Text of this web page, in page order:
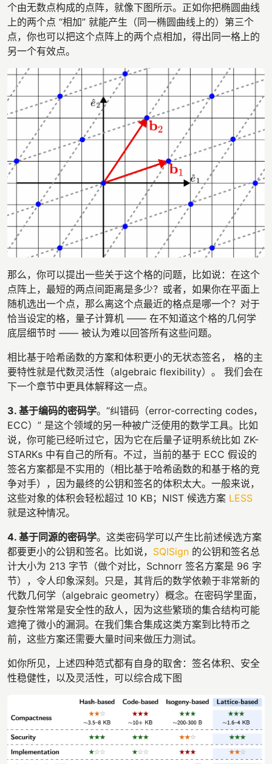
个由无数点构成的点阵，就像下图所示。正如你把椭圆曲线
上的两个点 “相加” 就能产生（同一椭圆曲线上的）第三个
点，你也可以把这个点阵上的两个点相加，得出同一格上的
另一个有效点。
那么，你可以提出一些关于这个格的问题，比如说：在这个
点阵上，最短的两点间距离是多少？或者，如果你在平面上
随机选出一个点，那么离这个点最近的格点是哪一个？对于
恰当设定的格，量子计算机 —— 在不知道这个格的几何学
底层细节时 —— 被认为难以回答所有这些问题。
相比基于哈希函数的方案和体积更小的无状态签名， 格的主
要特性就是代数灵活性（algebraic flexibility）。 我们会在
下一个章节中更具体解释这一点。
3. 基于编码的密码学。“纠错码（error-correcting codes，
ECC）” 是这个领域的另一种被广泛使用的数学工具。比如
说，你可能已经听过它，因为它在后量子证明系统比如 ZK-
STARKs 中有自己的所有。不过，当前的基于 ECC 假设的
签名方案都是不实用的（相比基于哈希函数的和基于格的竞
争对手），因为最终的公钥和签名的体积太大。一般来说，
这些对象的体积会轻松超过 10 KB；NIST 候选方案 LESS
就是这种情况。
4. 基于同源的密码学。这类密码学可以产生比前述候选方案
都要更小的公钥和签名。比如说， SQISign 的公钥和签名总
计大小为 213 字节（做个对比，Schnorr 签名方案是 96 字
节），令人印象深刻。只是，其背后的数学依赖于非常新的
代数几何学（algebraic geometry）概念。在密码学里面，
复杂性常常是安全性的敌人，因为这些繁琐的集合结构可能
遮掩了微小的漏洞。在我们集合集成这类方案到比特币之
前，这些方案还需要大量时间来做压力测试。
如你所见，上述四种范式都有自身的取舍：签名体积、安全
性稳健性，以及灵活性，可以综合成下图